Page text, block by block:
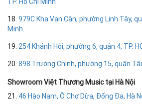
18. 979C Kha Vạn Cân, phường Linh Tây,
Minh.
19. 254 Khánh Hội, phường 6, quận 4, TP.
20. 898 Trường Chinh, phường 15, quận
Showroom Việt Thương Music tại Hà Nội
21. 46 Hào Nam, Ô Chợ Dừa, Đống Đa, Hà